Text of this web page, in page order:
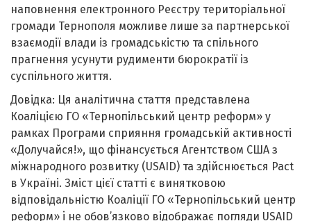
наповнення електронного Реєстру територіальної
громади Тернополя можливе лише за партнерської
взаємодії влади із громадськістю та спільного
прагнення усунути рудименти бюрократії із
суспільного життя.
Довідка: Ця аналітична стаття представлена
Коаліцією ГО «Тернопільський центр реформ» у
рамках Програми сприяння громадській активності
«Долучайся!», що фінансується Агентством США з
міжнародного розвитку (USAID) та здійснюється Pact
в Україні. Зміст цієї статті є винятковою
відповідальністю Коаліції ГО «Тернопільський центр
реформ» i не обов’язково відображає погляди USAID